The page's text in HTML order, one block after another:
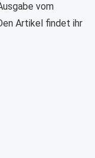
vom
Artikel findet ihr